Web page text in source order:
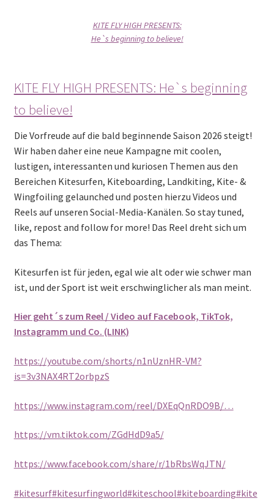
KITE FLY HIGH PRESENTS:
He`s beginning to believe!
KITE FLY HIGH PRESENTS: He`s beginning
to believe!
Die Vorfreude auf die bald beginnende Saison 2026 steigt!
Wir haben daher eine neue Kampagne mit coolen,
lustigen, interessanten und kuriosen Themen aus den
Bereichen Kitesurfen, Kiteboarding, Landkiting, Kite- &
Wingfoiling gelaunched und posten hierzu Videos und
Reels auf unseren Social-Media-Kanälen. So stay tuned,
like, repost and follow for more! Das Reel dreht sich um
das Thema:
Kitesurfen ist für jeden, egal wie alt oder wie schwer man
ist, und der Sport ist weit erschwinglicher als man meint.
Hier geht´s zum Reel / Video auf Facebook, TikTok,
Instagramm und Co. (LINK)
https://youtube.com/shorts/n1nUznHR-VM?
is=3v3NAX4RT2orbpzS
https://www.instagram.com/reel/DXEqQnRDO9B/…
https://vm.tiktok.com/ZGdHdD9a5/
https://www.facebook.com/share/r/1bRbsWqJTN/
#kitesurf#kitesurfingworld#kiteschool#kiteboarding#kite